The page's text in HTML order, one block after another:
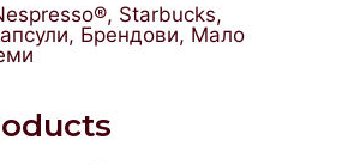
, Starbucks,
, Брендови, Мало